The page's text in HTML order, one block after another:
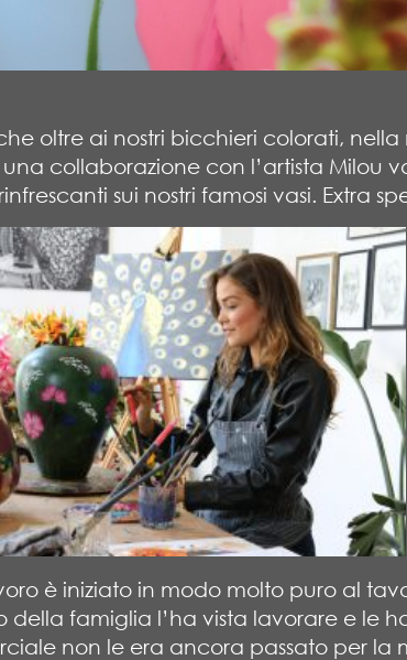
oltre ai nostri bicchieri colorati,
collaborazione con l’artista Milou
sui nostri famosi vasi. Extra
è iniziato in modo molto puro al
della famiglia l’ha vista lavorare e le
non le era ancora passato per la